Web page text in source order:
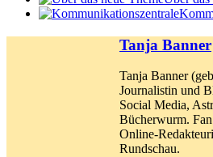
Tanja Banner
Tanja Banner
Journalistin und
Social Media,
Bücherwurm.
Online-
Rundschau.